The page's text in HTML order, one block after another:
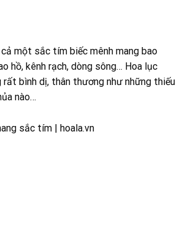
một sắc tím biếc mênh mang bao
hồ, kênh rạch, dòng sông… Hoa lục
rất bình dị, thân thương như những thiếu
nào…